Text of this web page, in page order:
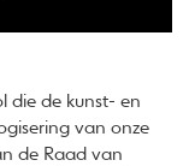
die de kunst- en
van onze
de Raad van